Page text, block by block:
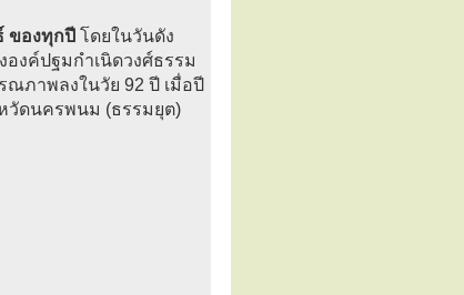
ของทุกปี โดยในวันดัง
องค์ปฐมกำเนิดวงศ์ธรรม
ภาพลงในวัย 92 ปี เมื่อปี
วัดนครพนม (ธรรมยุต)